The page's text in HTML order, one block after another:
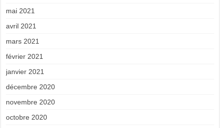
mai 2021
avril 2021
mars 2021
février 2021
janvier 2021
décembre 2020
novembre 2020
octobre 2020